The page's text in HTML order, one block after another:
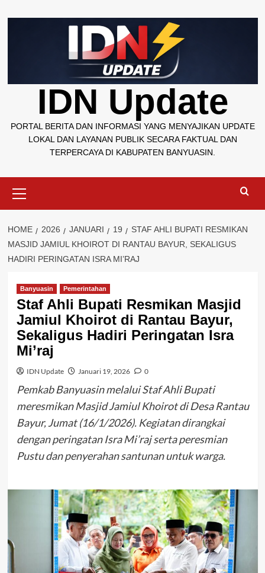
to
IDN Update
PORTAL BERITA DAN INFORMASI YANG MENYAJIKAN UPDATE
LOKAL DAN LAYANAN PUBLIK SECARA FAKTUAL DAN
TERPERCAYA DI KABUPATEN BANYUASIN.
Menu
HOME 2026 JANUARI 19
STAF AHLI BUPATI RESMIKAN
MASJID JAMIUL KHOIROT DI RANTAU BAYUR, SEKALIGUS
HADIRI PERINGATAN ISRA MI’RAJ
Banyuasin Pemerintahan
Staf Ahli Bupati Resmikan Masjid
Jamiul Khoirot di Rantau Bayur,
Sekaligus Hadiri Peringatan Isra
Mi’raj
IDN Update Januari 19, 2026 0
Pemkab Banyuasin melalui Staf Ahli Bupati
meresmikan Masjid Jamiul Khoirot di Desa Rantau
Bayur, Jumat (16/1/2026). Kegiatan dirangkai
dengan peringatan Isra Mi’raj serta peresmian
Pustu dan penyerahan santunan untuk warga.